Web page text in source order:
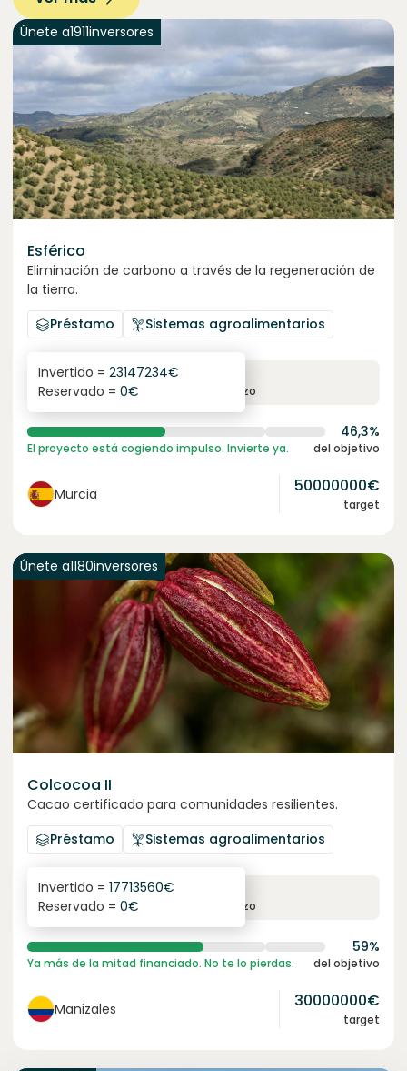
Únete a1911inversores
Esférico
Eliminación de carbono a través de la regeneración de
la tierra.
Préstamo
Sistemas agroalimentarios
6.3%
interés anual plazo
Invertido = 23147234€
Reservado = 0€
46,3%
El proyecto está cogiendo impulso. Invierte ya. del objetivo
Murcia 50000000€
target
Únete a1180inversores
Colcocoa II
Cacao certificado para comunidades resilientes.
Préstamo
Sistemas agroalimentarios
6.1%
interés anual plazo
Invertido = 17713560€
Reservado = 0€
59%
Ya más de la mitad financiado. No te lo pierdas. del objetivo
Manizales 30000000€
target